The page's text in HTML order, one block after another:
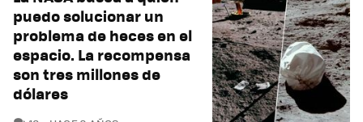
puedo solucionar un
problema de heces en el
espacio. La recompensa
son tres millones de
dólares